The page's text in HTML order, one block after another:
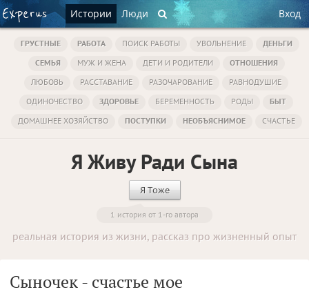
Истории Люди Вход
ГРУСТНЫЕ РАБОТА ПОИСК РАБОТЫ УВОЛЬНЕНИЕ
ДЕНЬГИ
СЕМЬЯ
МУЖ И ЖЕНА ДЕТИ И РОДИТЕЛИ
ОТНОШЕНИЯ
ЛЮБОВЬ
РАССТАВАНИЕ РАЗОЧАРОВАНИЕ
РАВНОДУШИЕ
ОДИНОЧЕСТВО
ЗДОРОВЬЕ БЕРЕМЕННОСТЬ РОДЫ
БЫТ
ДОМАШНЕЕ ХОЗЯЙСТВО
ПОСТУПКИ НЕОБЪЯСНИМОЕ СЧАСТЬЕ
Я Живу Ради Сына
Я Тоже
1 история от 1-го автора
реальная история из жизни, рассказ про жизненный опыт
Сыночек - счастье мое